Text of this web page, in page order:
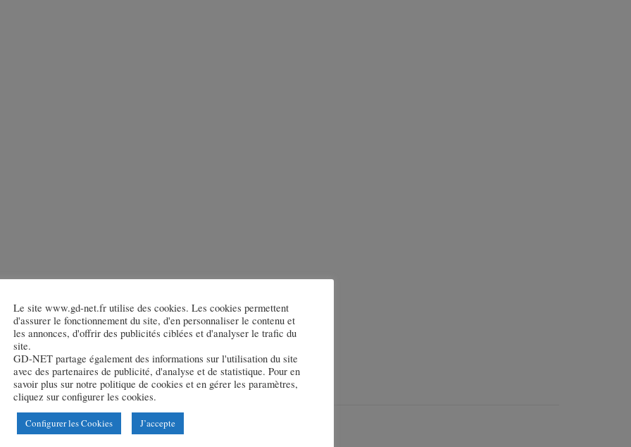
Le site www.gd-net.fr utilise des cookies. Les cookies permettent
d'assurer le fonctionnement du site, d'en personnaliser le contenu et
les annonces, d'offrir des publicités ciblées et d'analyser le trafic du
site.
GD-NET partage également des informations sur l'utilisation du site
avec des partenaires de publicité, d'analyse et de statistique. Pour en
savoir plus sur notre politique de cookies et en gérer les paramètres,
cliquez sur configurer les cookies.
Configurer les Cookies J’accepte